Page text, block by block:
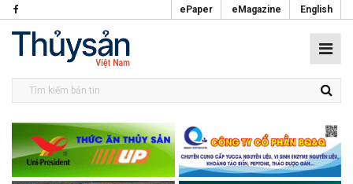
ePaper eMagazine English